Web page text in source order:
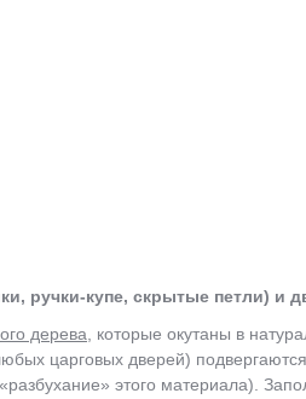
ручки-купе, скрытые петли) и
дерева, которые окутаны в
царговых дверей)
этого материала).